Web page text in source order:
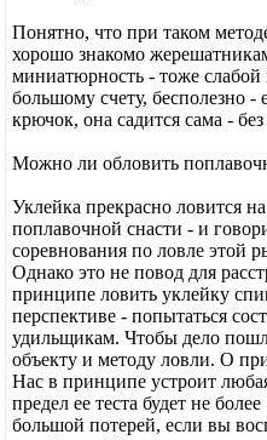
Понятно, что при таком
хорошо знакомо
миниатюрность - тоже слабой
большому счету, бесполезно
крючок, она садится сама -
Можно ли обловить
Уклейка прекрасно ловится
поплавочной снасти - и
соревнования по ловле этой
Однако это не повод для
принципе ловить уклейку
перспективе - попытаться
удильщикам. Чтобы дело
объекту и методу ловли. О
Нас в принципе устроит
предел ее теста будет не
большой потерей, если вы